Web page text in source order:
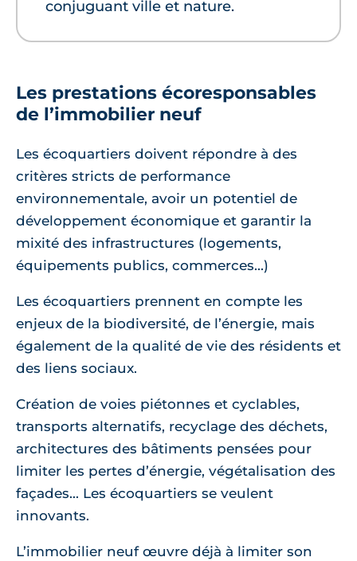
conjuguant ville et nature.
Les prestations écoresponsables
de l’immobilier neuf
Les écoquartiers doivent répondre à des
critères stricts de performance
environnementale, avoir un potentiel de
développement économique et garantir la
mixité des infrastructures (logements,
équipements publics, commerces...)
Les écoquartiers prennent en compte les
enjeux de la biodiversité, de l’énergie, mais
également de la qualité de vie des résidents et
des liens sociaux.
Création de voies piétonnes et cyclables,
transports alternatifs, recyclage des déchets,
architectures des bâtiments pensées pour
limiter les pertes d’énergie, végétalisation des
façades... Les écoquartiers se veulent
innovants.
L’immobilier neuf œuvre déjà à limiter son